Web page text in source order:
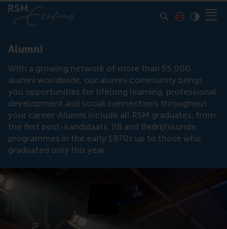
Alumni
With a growing network of more than 55,000
alumni worldwide, our alumni community brings
you opportunities for lifelong learning, professional
development and social connections throughout
your career. Alumni include all RSM graduates, from
the first post-kandidaats, IIB and Bedrijfskunde
programmes in the early 1970s up to those who
graduated only this year.